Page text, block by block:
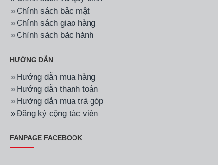
Chính sách bảo mật
Chính sách giao hàng
Chính sách bảo hành
HƯỚNG DẪN
Hướng dẫn mua hàng
Hướng dẫn thanh toán
Hướng dẫn mua trả góp
Đăng ký cộng tác viên
FANPAGE FACEBOOK